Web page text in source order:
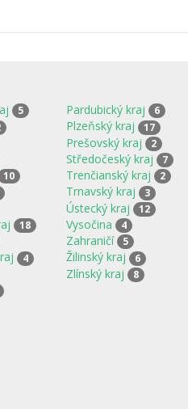
5
10
18
4
Pardubický kraj 6
Plzeňský kraj 17
Prešovský kraj 2
Středočeský kraj 7
Trenčianský kraj 2
Trnavský kraj 3
Ústecký kraj 12
Vysočina 4
Zahraničí 5
Žilinský kraj 6
Zlínský kraj 8